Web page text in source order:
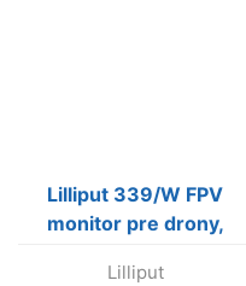
Lilliput 339/W FPV
monitor pre drony,
Lilliput